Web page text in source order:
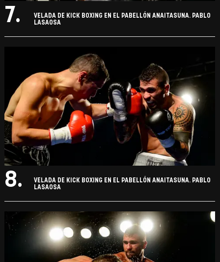
7.
VELADA DE KICK BOXING EN EL PABELLÓN ANAITASUNA. PABLO
LASAOSA
8.
VELADA DE KICK BOXING EN EL PABELLÓN ANAITASUNA. PABLO
LASAOSA